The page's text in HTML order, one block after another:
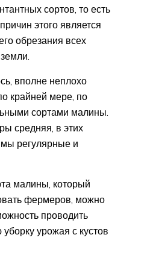
сортов, то есть
этого является
обрезания всех
вполне неплохо
крайней мере, по
сортами малины.
средняя, в этих
регулярные и
малины, который
фермеров, можно
проводить
урожая с кустов